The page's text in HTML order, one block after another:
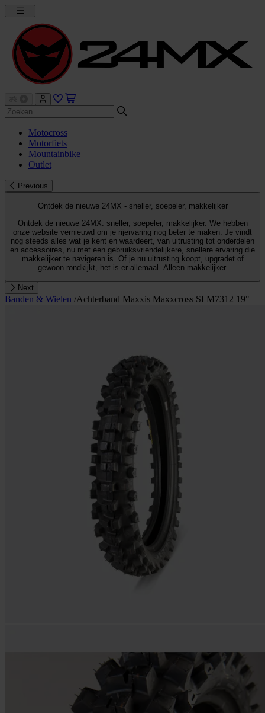
Motocross
Motorfiets
Mountainbike
Outlet
Previous
Ontdek de nieuwe 24MX - sneller, soepeler, makkelijker
Ontdek de nieuwe 24MX: sneller, soepeler, makkelijker. We hebben
onze website vernieuwd om je rijervaring nog beter te maken. Je vindt
nog steeds alles wat je kent en waardeert, van uitrusting tot onderdelen
en accessoires, nu met een gebruiksvriendelijkere, snellere ervaring die
makkelijker te navigeren is. Of je nu uitrusting koopt, upgradet of
gewoon rondkijkt, het is er allemaal. Alleen makkelijker.
Next
Banden & Wielen /Achterband Maxxis Maxxcross SI M7312 19"